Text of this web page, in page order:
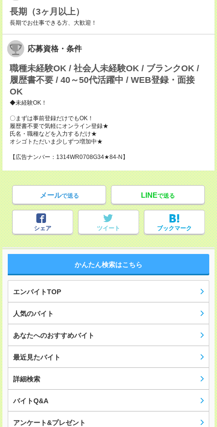
長期（3ヶ月以上）
長期でお仕事できる方、大歓迎！
応募資格・条件
職種未経験OK / 社会人未経験OK / ブランクOK /
履歴書不要 / 40～50代活躍中 / WEB登録・面接
OK
◆未経験OK！
〇まずは事前登録だけでもOK！
履歴書不要で気軽にオンライン登録★
氏名・職種などを入力するだけ★
オシゴトただいま少しずつ増加中★
【広告ナンバー：1314WR0708G34★84-N】
メールで送る LINEで送る
シェア ツイート ブックマーク
かんたん検索はこちら
エンバイトTOP
人気のバイト
あなたへのおすすめバイト
最近見たバイト
詳細検索
バイトQ&A
アンケート&プレゼント